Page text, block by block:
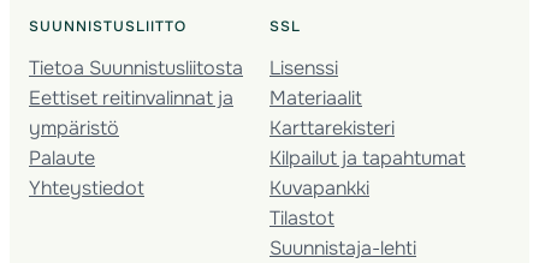
SUUNNISTUSLIITTO
Tietoa Suunnistusliitosta
Eettiset reitinvalinnat ja
ympäristö
Palaute
Yhteystiedot
SSL
Lisenssi
Materiaalit
Karttarekisteri
Kilpailut ja tapahtumat
Kuvapankki
Tilastot
Suunnistaja-lehti